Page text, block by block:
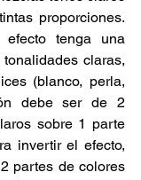
proporciones.
tenga una
claras,
(blanco, perla,
debe ser de 2
sobre 1 parte
invertir el efecto,
partes de colores